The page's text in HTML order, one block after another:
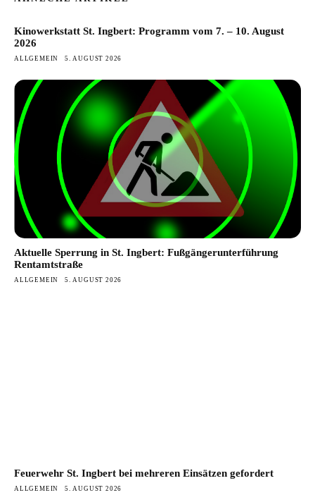
Kinowerkstatt St. Ingbert: Programm vom 7. – 10. August
2026
ALLGEMEIN 5. AUGUST 2026
Aktuelle Sperrung in St. Ingbert: Fußgängerunterführung
Rentamtstraße
ALLGEMEIN 5. AUGUST 2026
Feuerwehr St. Ingbert bei mehreren Einsätzen gefordert
ALLGEMEIN 5. AUGUST 2026